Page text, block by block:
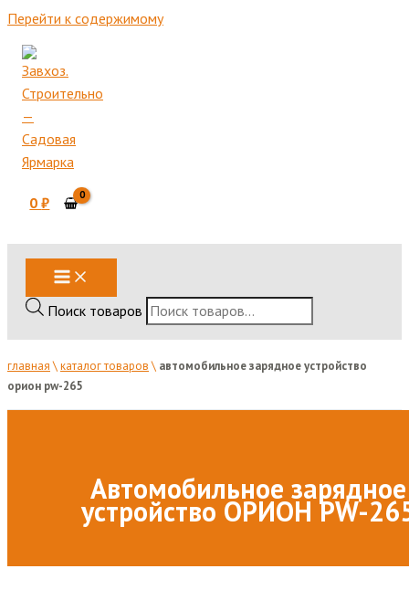
Перейти к содержимому
0₽
Поиск товаров
главная\каталог товаров\ автомобильное зарядное устройство
орион pw-265
Автомобильное зарядное
устройство ОРИОН PW-